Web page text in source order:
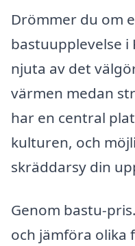
Drömmer du om
bastuupplevelse i
njuta av det
värmen medan
har en central
kulturen, och
skräddarsy din
Genom bastu-
och jämföra olika